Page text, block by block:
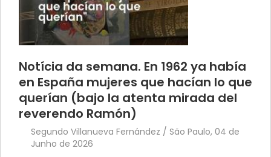
Notícia da semana. En 1962 ya había
en España mujeres que hacían lo que
querían (bajo la atenta mirada del
reverendo Ramón)
Segundo Villanueva Fernández / São Paulo, 04 de
Junho de 2026